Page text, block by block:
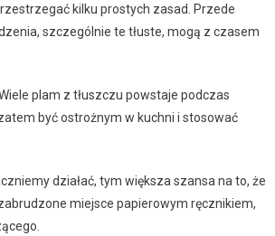
kilku prostych zasad. Przede
szczególnie te tłuste, mogą z czasem
plam z tłuszczu powstaje podczas
być ostrożnym w kuchni i stosować
działać, tym większa szansa na to, że
miejsce papierowym ręcznikiem,